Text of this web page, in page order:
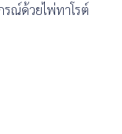
ณ์ด้วยไพ่ทาโรต์